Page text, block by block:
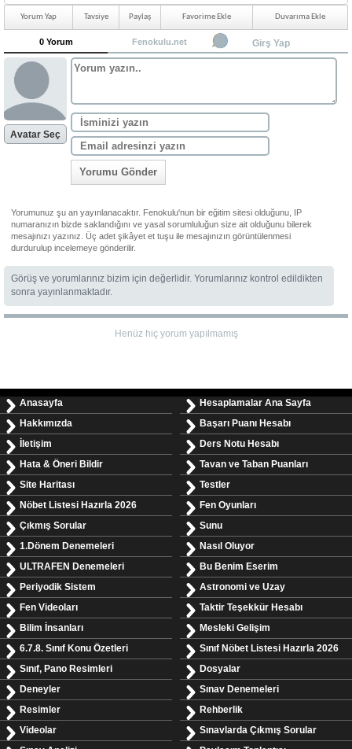
Yorum Yap Tavsiye Paylaş Favorime Ekle Duvarıma Ekle
0 Yorum Fenokulu.net Girş Yap
Avatar Seç
Yorumu Gönder
Yorumunuz şu an yayınlanacaktır. Fenokulu'nun bir eğitim sitesi olduğunu, IP
numaranızın bizde saklandığını ve yasal sorumluluğun size ait olduğunu bilerek
mesajınızı yazınız. Üç adet şikâyet et tuşu ile mesajınızın görüntülenmesi
durdurulup incelemeye gönderilir.
Görüş ve yorumlarınız bizim için değerlidir. Yorumlarınız kontrol edildikten
sonra yayınlanmaktadır.
Henüz hiç yorum yapılmamış
Anasayfa
Hakkımızda
İletişim
Hata & Öneri Bildir
Site Haritası
Nöbet Listesi Hazırla 2026
Çıkmış Sorular
1.Dönem Denemeleri
ULTRAFEN Denemeleri
Periyodik Sistem
Fen Videoları
Bilim İnsanları
6.7.8. Sınıf Konu Özetleri
Sınıf, Pano Resimleri
Deneyler
Resimler
Videolar
Hesaplamalar Ana Sayfa
Başarı Puanı Hesabı
Ders Notu Hesabı
Tavan ve Taban Puanları
Testler
Fen Oyunları
Sunu
Nasıl Oluyor
Bu Benim Eserim
Astronomi ve Uzay
Taktir Teşekkür Hesabı
Mesleki Gelişim
Sınıf Nöbet Listesi Hazırla 2026
Dosyalar
Sınav Denemeleri
Rehberlik
Sınavlarda Çıkmış Sorular